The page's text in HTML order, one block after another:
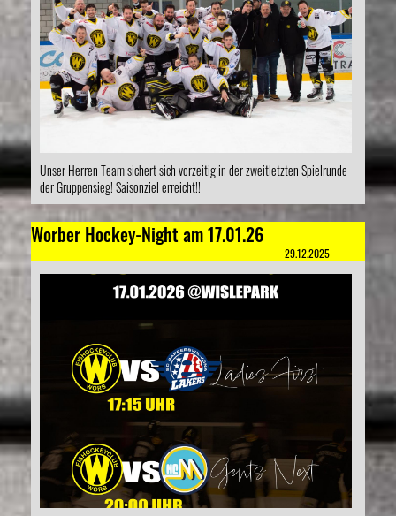
Unser Herren Team sichert sich vorzeitig in der zweitletzten Spielrunde
der Gruppensieg! Saisonziel erreicht!!
Worber Hockey-Night am 17.01.26
29.12.2025